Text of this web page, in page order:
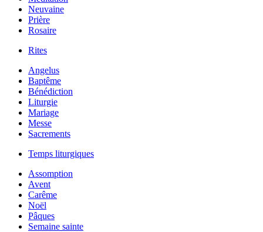
Neuvaine
Prière
Rosaire
Rites
Angelus
Baptême
Bénédiction
Liturgie
Mariage
Messe
Sacrements
Temps liturgiques
Assomption
Avent
Carême
Noël
Pâques
Semaine sainte